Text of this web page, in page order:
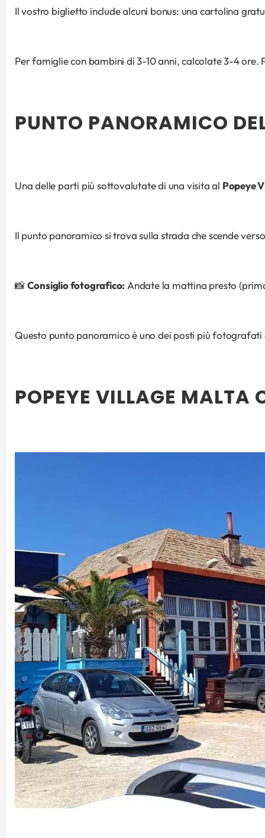
Il vostro biglietto include alcuni bonus: una cartolina
Per famiglie con bambini di 3-10 anni, calcolate 3-4
PUNTO PANORAMICO
Una delle parti più sottovalutate di una visita al Popeye
Il punto panoramico si trova sulla strada che scende
📸 Consiglio fotografico: Andate la mattina presto
Questo punto panoramico è uno dei posti più
POPEYE VILLAGE MALTA